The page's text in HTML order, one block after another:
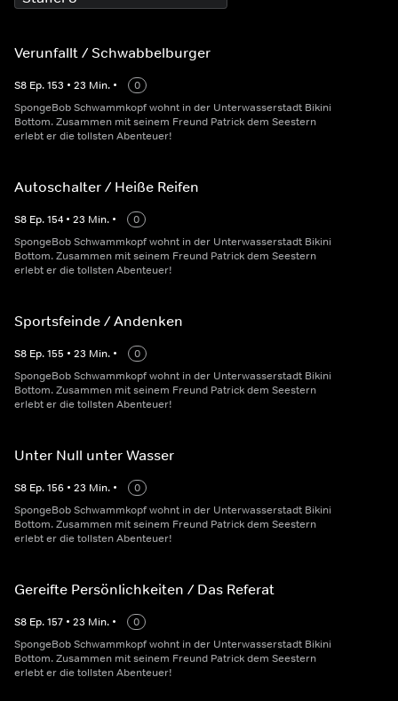
Verunfallt / Schwabbelburger
S8 Ep.153 • 23 Min. •
0
SpongeBob Schwammkopf wohnt in der Unterwasserstadt Bikini
Bottom. Zusammen mit seinem Freund Patrick dem Seestern
erlebt er die tollsten Abenteuer!
Autoschalter / Heiße Reifen
S8 Ep.154 • 23 Min. •
0
SpongeBob Schwammkopf wohnt in der Unterwasserstadt Bikini
Bottom. Zusammen mit seinem Freund Patrick dem Seestern
erlebt er die tollsten Abenteuer!
Sportsfeinde / Andenken
S8 Ep.155 • 23 Min. •
0
SpongeBob Schwammkopf wohnt in der Unterwasserstadt Bikini
Bottom. Zusammen mit seinem Freund Patrick dem Seestern
erlebt er die tollsten Abenteuer!
Unter Null unter Wasser
S8 Ep.156 • 23 Min. •
0
SpongeBob Schwammkopf wohnt in der Unterwasserstadt Bikini
Bottom. Zusammen mit seinem Freund Patrick dem Seestern
erlebt er die tollsten Abenteuer!
Gereifte Persönlichkeiten / Das Referat
S8 Ep.157 • 23 Min. •
0
SpongeBob Schwammkopf wohnt in der Unterwasserstadt Bikini
Bottom. Zusammen mit seinem Freund Patrick dem Seestern
erlebt er die tollsten Abenteuer!